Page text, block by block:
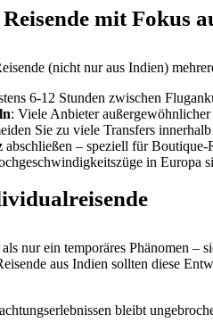
mit Fokus
(nicht nur aus Indien)
6-12 Stunden zwischen
: Viele Anbieter
Sie zu viele Transfers innerhalb
abschließen – speziell für Boutique-
in Europa
nur ein temporäres Phänomen
aus Indien sollten diese
bleibt